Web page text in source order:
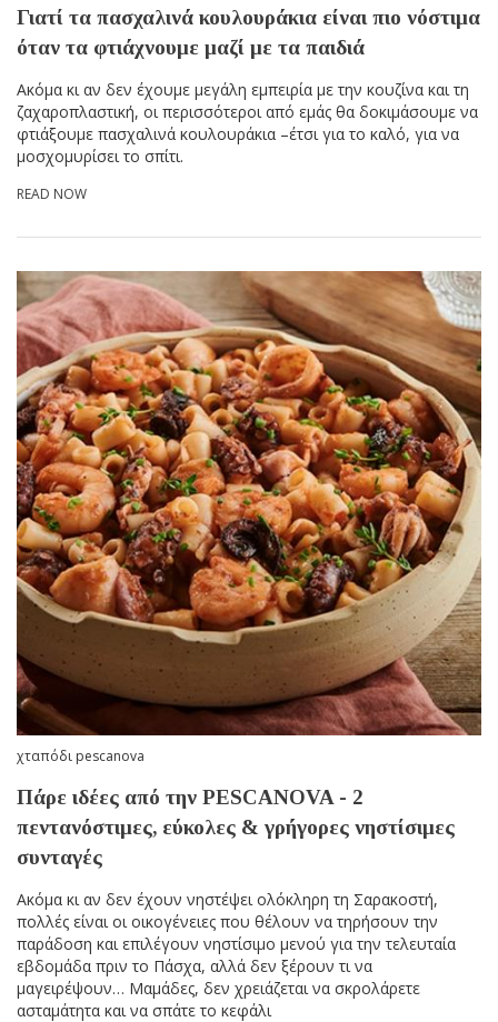
Γιατί τα πασχαλινά κουλουράκια είναι πιο νόστιμα
όταν τα φτιάχνουμε μαζί με τα παιδιά
Ακόμα κι αν δεν έχουμε μεγάλη εμπειρία με την κουζίνα και τη
ζαχαροπλαστική, οι περισσότεροι από εμάς θα δοκιμάσουμε να
φτιάξουμε πασχαλινά κουλουράκια –έτσι για το καλό, για να
μοσχομυρίσει το σπίτι.
READ NOW
χταπόδι pescanova
Πάρε ιδέες από την PESCANOVA - 2
πεντανόστιμες, εύκολες & γρήγορες νηστίσιμες
συνταγές
Ακόμα κι αν δεν έχουν νηστέψει ολόκληρη τη Σαρακοστή,
πολλές είναι οι οικογένειες που θέλουν να τηρήσουν την
παράδοση και επιλέγουν νηστίσιμο μενού για την τελευταία
εβδομάδα πριν το Πάσχα, αλλά δεν ξέρουν τι να
μαγειρέψουν… Μαμάδες, δεν χρειάζεται να σκρολάρετε
ασταμάτητα και να σπάτε το κεφάλι